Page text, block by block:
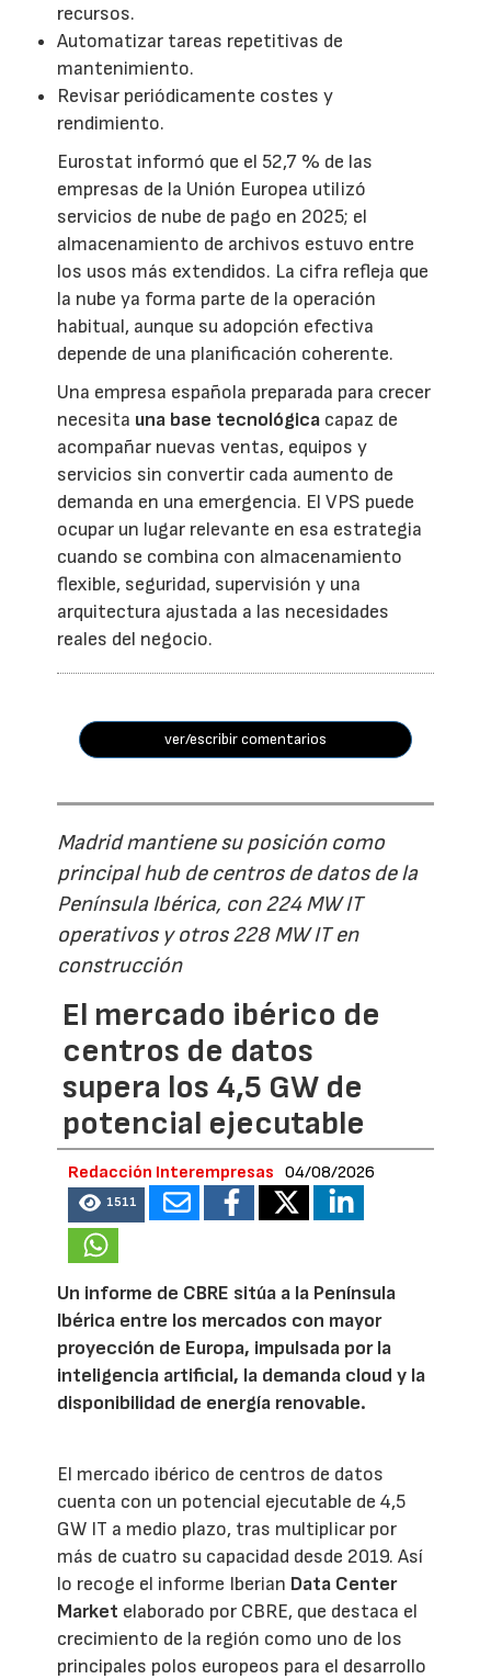
recursos.
Automatizar tareas repetitivas de
mantenimiento.
Revisar periódicamente costes y
rendimiento.
Eurostat informó que el 52,7 % de las
empresas de la Unión Europea utilizó
servicios de nube de pago en 2025; el
almacenamiento de archivos estuvo entre
los usos más extendidos. La cifra refleja que
la nube ya forma parte de la operación
habitual, aunque su adopción efectiva
depende de una planificación coherente.
Una empresa española preparada para crecer
necesita una base tecnológica capaz de
acompañar nuevas ventas, equipos y
servicios sin convertir cada aumento de
demanda en una emergencia. El VPS puede
ocupar un lugar relevante en esa estrategia
cuando se combina con almacenamiento
flexible, seguridad, supervisión y una
arquitectura ajustada a las necesidades
reales del negocio.
ver/escribir comentarios
Madrid mantiene su posición como
principal hub de centros de datos de la
Península Ibérica, con 224 MW IT
operativos y otros 228 MW IT en
construcción
El mercado ibérico de
centros de datos
supera los 4,5 GW de
potencial ejecutable
Redacción Interempresas 04/08/2026
1511
Un informe de CBRE sitúa a la Península
Ibérica entre los mercados con mayor
proyección de Europa, impulsada por la
inteligencia artificial, la demanda cloud y la
disponibilidad de energía renovable.
El mercado ibérico de centros de datos
cuenta con un potencial ejecutable de 4,5
GW IT a medio plazo, tras multiplicar por
más de cuatro su capacidad desde 2019. Así
lo recoge el informe Iberian Data Center
Market elaborado por CBRE, que destaca el
crecimiento de la región como uno de los
principales polos europeos para el desarrollo